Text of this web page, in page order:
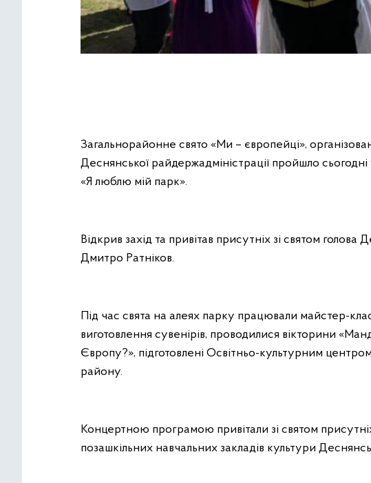
Загальнорайонне свято «Ми – європейці»,
Деснянської райдержадміністрації пройшло
«Я люблю мій парк».
Відкрив захід та привітав присутніх зі святом голова
Дмитро Ратніков.
Під час свята на алеях парку працювали майстер-
виготовлення сувенірів, проводилися вікторини
Європу?», підготовлені Освітньо-культурним
району.
Концертною програмою привітали зі святом
позашкільних навчальних закладів культури